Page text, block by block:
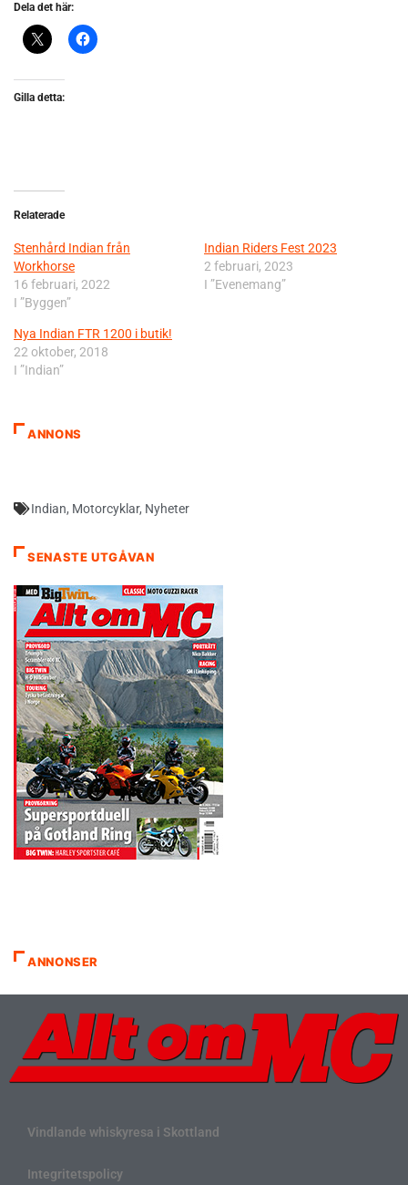
Dela det här:
Gilla detta:
Relaterade
Stenhård Indian från
Workhorse
16 februari, 2022
I ”Byggen”
Indian Riders Fest 2023
2 februari, 2023
I ”Evenemang”
Nya Indian FTR 1200 i butik!
22 oktober, 2018
I ”Indian”
ANNONS
Indian, Motorcyklar, Nyheter
SENASTE UTGÅVAN
ANNONSER
Vindlande whiskyresa i Skottland
Integritetspolicy